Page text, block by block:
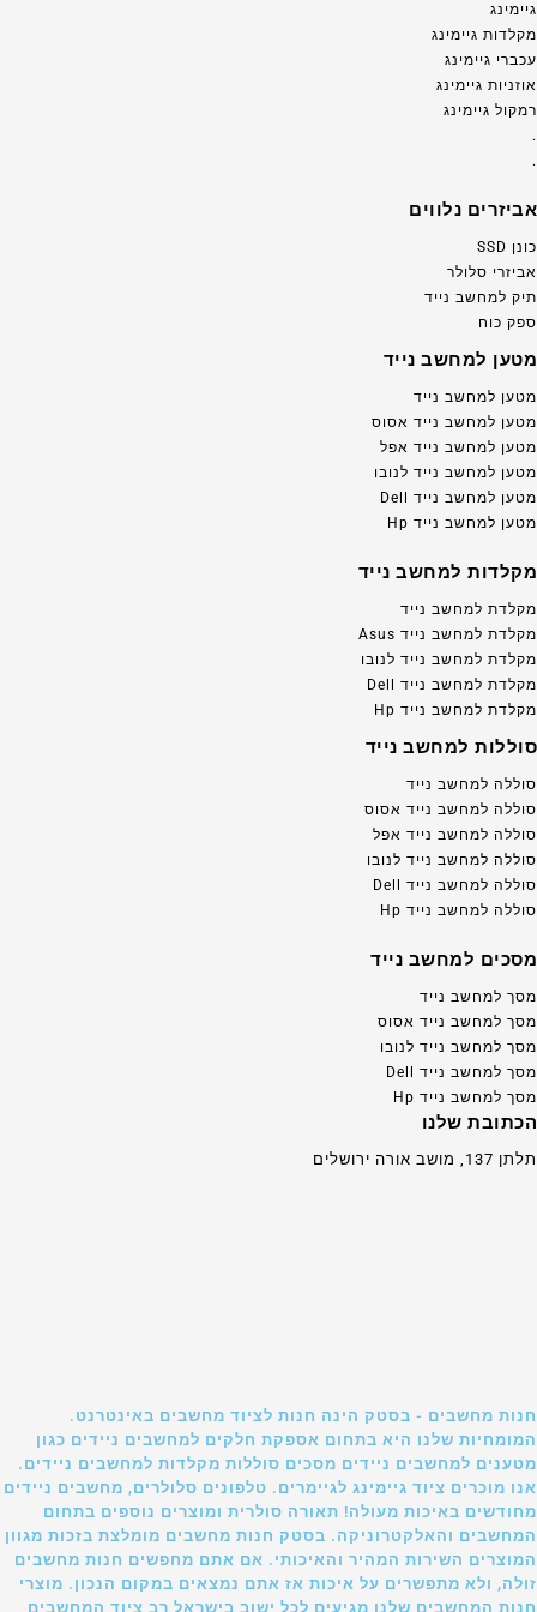
גיימינג
מקלדות גיימינג
עכברי גיימינג
אוזניות גיימינג
רמקול גיימינג
.
.
אביזרים נלווים
כונן SSD
אביזרי סלולר
תיק למחשב נייד
ספק כוח
מטען למחשב נייד
מטען למחשב נייד
מטען למחשב נייד אסוס
מטען למחשב נייד אפל
מטען למחשב נייד לנובו
מטען למחשב נייד Dell
מטען למחשב נייד Hp
מקלדות למחשב נייד
מקלדת למחשב נייד
מקלדת למחשב נייד Asus
מקלדת למחשב נייד לנובו
מקלדת למחשב נייד Dell
מקלדת למחשב נייד Hp
סוללות למחשב נייד
סוללה למחשב נייד
סוללה למחשב נייד אסוס
סוללה למחשב נייד אפל
סוללה למחשב נייד לנובו
סוללה למחשב נייד Dell
סוללה למחשב נייד Hp
מסכים למחשב נייד
מסך למחשב נייד
מסך למחשב נייד אסוס
מסך למחשב נייד לנובו
מסך למחשב נייד Dell
מסך למחשב נייד Hp
הכתובת שלנו
תלתן 137, מושב אורה ירושלים
חנות מחשבים - בסטק הינה חנות לציוד מחשבים באינטרנט.
המומחיות שלנו היא בתחום אספקת חלקים למחשבים ניידים כגון
מטענים למחשבים ניידים מסכים סוללות מקלדות למחשבים ניידים.
אנו מוכרים ציוד גיימינג לגיימרים. טלפונים סלולרים, מחשבים ניידים
מחודשים באיכות מעולה! תאורה סולרית ומוצרים נוספים בתחום
המחשבים והאלקטרוניקה. בסטק חנות מחשבים מומלצת בזכות מגוון
המוצרים השירות המהיר והאיכותי. אם אתם מחפשים חנות מחשבים
זולה, ולא מתפשרים על איכות אז אתם נמצאים במקום הנכון. מוצרי
חנות המחשבים שלנו מגיעים לכל ישוב בישראל רב ציוד המחשבים